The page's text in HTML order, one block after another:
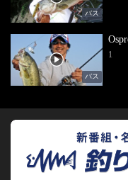
バス
バス
1